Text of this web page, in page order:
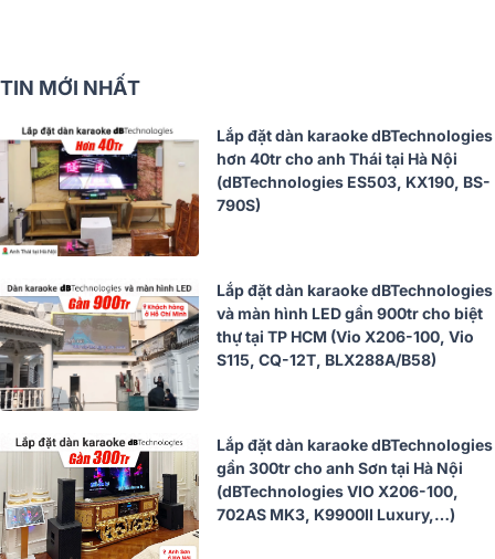
TIN MỚI NHẤT
Lắp đặt dàn karaoke dBTechnologies
hơn 40tr cho anh Thái tại Hà Nội
(dBTechnologies ES503, KX190, BS-
790S)
Lắp đặt dàn karaoke dBTechnologies
và màn hình LED gần 900tr cho biệt
thự tại TP HCM (Vio X206-100, Vio
S115, CQ-12T, BLX288A/B58)
Lắp đặt dàn karaoke dBTechnologies
gần 300tr cho anh Sơn tại Hà Nội
(dBTechnologies VIO X206-100,
702AS MK3, K9900II Luxury,…)